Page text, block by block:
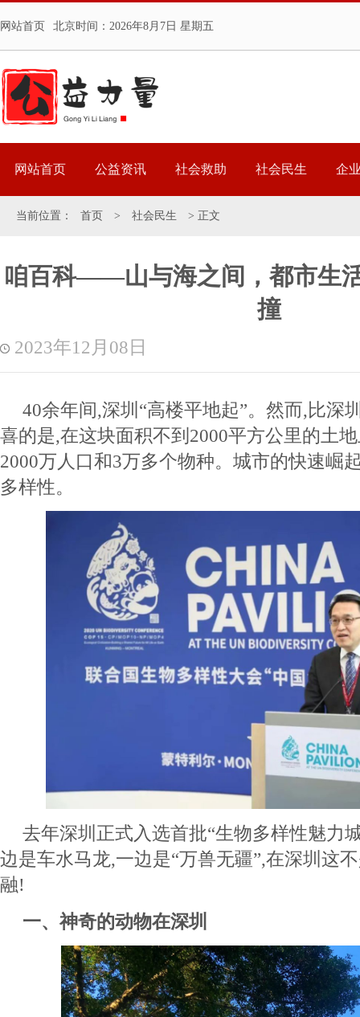
网站首页 北京时间： 2026年8月7日 星期五
网站首页 公益资讯 社会救助 社会民生 企
当前位置： 首页 > 社会民生 > 正文
咱百科——山与海之间，都市生
撞
2023年12月08日
40余年间,深圳“高楼平地起”。然而,比深
喜的是,在这块面积不到2000平方公里的土
2000万人口和3万多个物种。城市的快速崛
多样性。
去年深圳正式入选首批“生物多样性魅力
边是车水马龙,一边是“万兽无疆”,在深圳这
融!
一、神奇的动物在深圳